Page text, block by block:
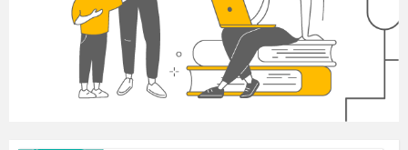
любов до природи, спостережливість.
Хід уроку